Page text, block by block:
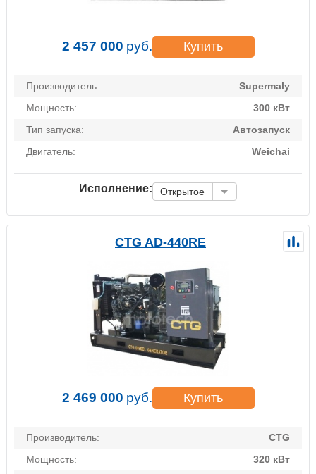
2 457 000 руб. Купить
Производитель:
Supermaly
Мощность:
300 кВт
Тип запуска:
Автозапуск
Двигатель:
Weichai
Исполнение: Открытое
CTG AD-440RE
2 469 000 руб. Купить
Производитель:
CTG
Мощность:
320 кВт